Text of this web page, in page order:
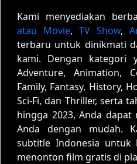
Kami menyediakan
atau Movie, TV Show,
terbaru untuk dinikmati
kami. Dengan kategori
Adventure, Animation,
Family, Fantasy, History,
Sci-Fi, dan Thriller, serta
hingga 2023, Anda
Anda dengan mudah.
subtitle Indonesia untuk
menonton film gratis di